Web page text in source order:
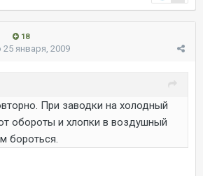
18
25 января, 2009
При заводки на холодный
обороты и хлопки в воздушный
бороться.